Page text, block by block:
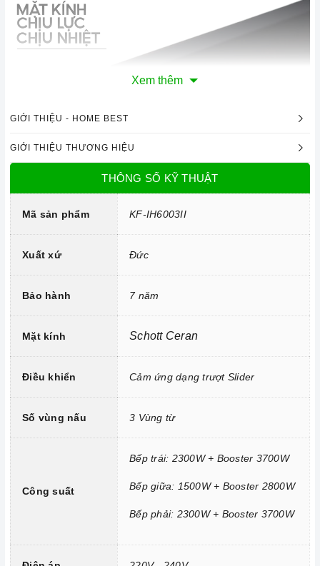
Mặt kính Schott Ceran chịu lực, chịu nhiệt
Công nghệ hiện đại
Bo mạch IGBT SIMENS Made in Germany.
Đầu đốt EGO Made in Germany.
Công nghệ biến tần INVERTER tiết kiệm 40% điện năng.
Trang bị 9 dải công suất nấu.
Công nghệ hiện đại
Tính năng vượt trội
Xem thêm
GIỚI THIỆU - HOME BEST
GIỚI THIỆU THƯƠNG HIỆU
THÔNG SỐ KỸ THUẬT
Mã sản phẩm KF-IH6003II
Xuất xứ Đức
Bảo hành 7 năm
Mặt kính Schott Ceran
Điều khiển Cảm ứng dạng trượt Slider
Số vùng nấu 3 Vùng từ
Công suất
Bếp trái: 2300W + Booster 3700W
Bếp giữa: 1500W + Booster 2800W
Bếp phải: 2300W + Booster 3700W